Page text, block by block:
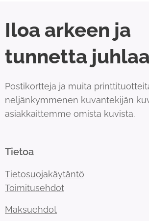
Iloa arkeen ja
tunnetta
Postikortteja ja muita
neljänkymmenen kuvantekijän
asiakkaittemme omista kuvista.
Tietoa
Tietosuojakäytäntö
Toimitusehdot
Maksuehdot